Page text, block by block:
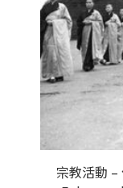
宗教活動